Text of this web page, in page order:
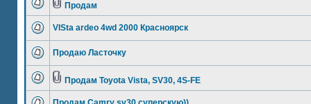
Продам
VISta ardeo 4wd 2000 Красноярск
Продаю Ласточку
Продам Toyota Vista, SV30, 4S-FE